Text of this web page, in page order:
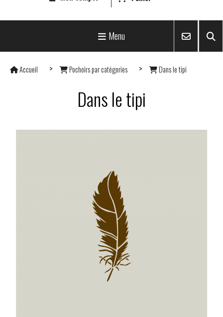
Menu
Accueil Pochoirs par catégories Dans le tipi
Dans le tipi